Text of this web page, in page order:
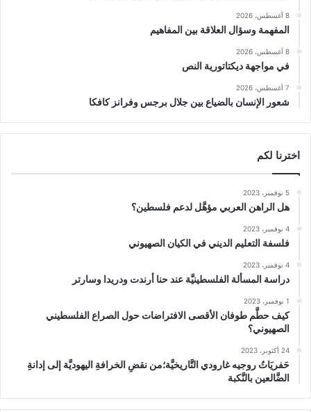
8 أغسطس، 2026
المفهمة وسؤال العلاقة بين المفاهيم
8 أغسطس، 2026
في مواجهة ديكتاتورية النص
7 أغسطس، 2026
شعور الإنسان بالضياع بين جلال برجس وفرانز كافكا
اخترنا لكم
5 نوفمبر، 2023
هل الراهن العربي مؤهَّل لدعم فلسطين؟
4 نوفمبر، 2023
فلسفة التعليم الديني في الكيان الصهيوني
4 نوفمبر، 2023
دراسة المسألة الفلسطينيَّة عند حنا أرندت ودريدا وسارتر
1 نوفمبر، 2023
كيف حطَّم طوفان الأقصى الافتراضات حول الصراع الفلسطيني
الصهيوني؟
24 أكتوبر، 2023
حَفريَاتُ روجيه غارودي التَّاريخيَّة؛من نقضِ الخرافةِ اليهوديَّة إلى إدانةِ
الضَّالعين بالنَّكبة